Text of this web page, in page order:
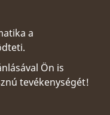
a
Ön is
tevékenységét!